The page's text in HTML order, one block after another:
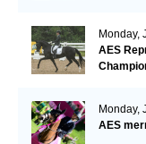
Monday,
AES
Monday,
AES